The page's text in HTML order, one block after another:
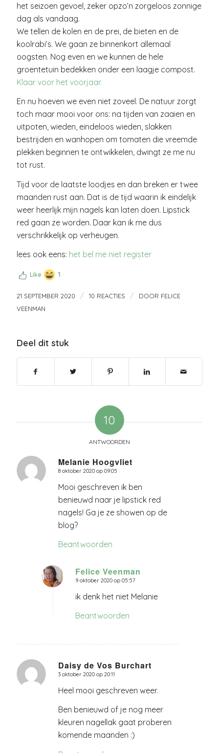
het seizoen gevoel, zeker opzo’n zorgeloos zonnige
dag als vandaag.
We tellen de kolen en de prei, de bieten en de
koolrabi’s. We gaan ze binnenkort allemaal
oogsten. Nog even en we kunnen de hele
groentetuin bedekken onder een laagje compost.
Klaar voor het voorjaar.
En nu hoeven we even niet zoveel. De natuur zorgt
toch maar mooi voor ons: na tijden van zaaien en
uitpoten, wieden, eindeloos wieden, slakken
bestrijden en wanhopen om tomaten die vreemde
plekken beginnen te ontwikkelen, dwingt ze me nu
tot rust.
Tijd voor de laatste loodjes en dan breken er twee
maanden rust aan. Dat is de tijd waarin ik eindelijk
weer heerlijk mijn nagels kan laten doen. Lipstick
red gaan ze worden. Daar kan ik me dus
verschrikkelijk op verheugen.
lees ook eens: het bel me niet register
Like 1
21 SEPTEMBER 2020 / 10 REACTIES / DOOR FELICE
VEENMAN
Deel dit stuk
10
ANTWOORDEN
Melanie Hoogvliet
zegt:
8 oktober 2020 op 09:05
Mooi geschreven ik ben
benieuwd naar je lipstick red
nagels! Ga je ze showen op de
blog?
Beantwoorden
Felice Veenman
zegt:
9 oktober 2020 op 05:57
ik denk het niet Melanie
Beantwoorden
Daisy de Vos Burchart
zegt:
3 oktober 2020 op 20:11
Heel mooi geschreven weer.
Ben benieuwd of je nog meer
kleuren nagellak gaat proberen
komende maanden :)